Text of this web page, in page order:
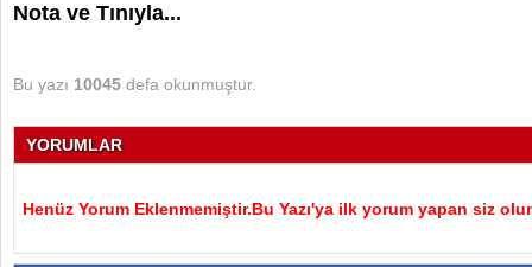
Nota ve Tınıyla...
Bu yazı 10045 defa okunmuştur.
YORUMLAR
Henüz Yorum Eklenmemiştir.Bu Yazı'ya ilk yorum yapan siz